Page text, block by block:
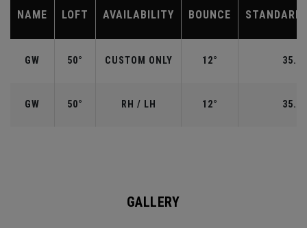
NAME LOFT AVAILABILITY BOUNCE STANDARD
GW 50° CUSTOM ONLY 12°
GW 50° RH / LH 12°
GALLERY